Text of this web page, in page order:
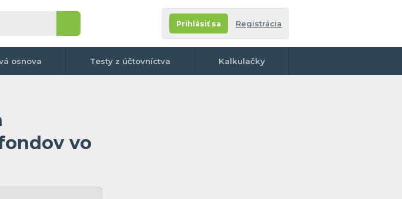
Prihlásiť sa Registrácia
osnova Testy z účtovníctva Kalkulačky
vo